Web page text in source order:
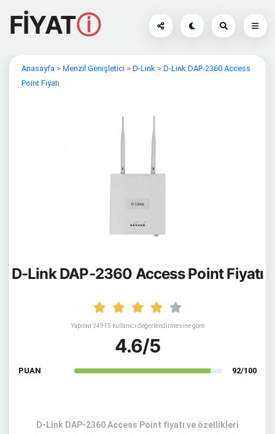
FİYATⓘ
Anasayfa > Menzil Genişletici > D-Link > D-Link DAP-2360 Access
Point Fiyatı
D-Link DAP-2360 Access Point Fiyatı
Yapılan 24915 kullanıcı değerlendirmesine göre
4.6/5
PUAN 92/100
D-Link DAP-2360 Access Point fiyatı ve özellikleri